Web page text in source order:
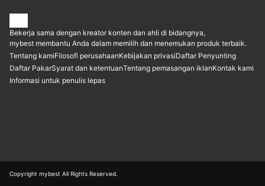
Bekerja sama dengan kreator konten dan ahli di bidangnya,
mybest membantu Anda dalam memilih dan menemukan produk terbaik.
Tentang kamiFilosofi perusahaanKebijakan privasiDaftar Penyunting
Daftar PakarSyarat dan ketentuanTentang pemasangan iklanKontak kami
Informasi untuk penulis lepas
Copyright mybest All Rights Reserved.